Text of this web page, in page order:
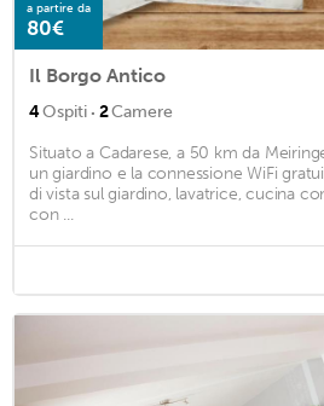
a partire da
80€
Il Borgo Antico
4Ospiti · 2Camere
Situato a Cadarese, a 50 km da
un giardino e la connessione WiFi
di vista sul giardino, lavatrice, cucina
con ...